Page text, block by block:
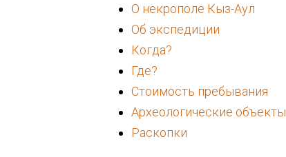
О некрополе Кыз-Аул
Об экспедиции
Когда?
Где?
Стоимость пребывания
Археологические объекты
Раскопки